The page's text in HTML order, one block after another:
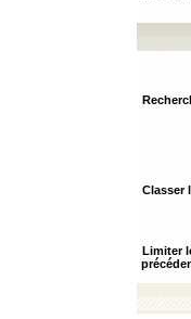
Classer
Limiter